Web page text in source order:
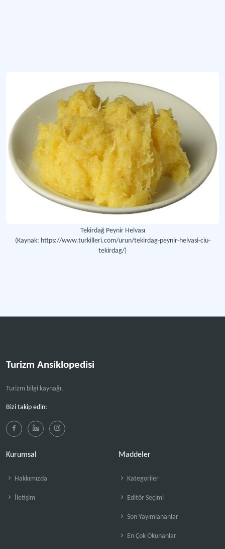
Tekirdağ Peynir Helvası
(Kaynak: https://www.turkilleri.com/urun/tekirdag-peynir-helvasi-ciu-
tekirdag/)
Turizm Ansiklopedisi
Turizm bilgi kaynağı.
Bizi takip edin:
Kurumsal
Hakkımızda
İletişim
Maddeler
Kategoriler
Editör Seçimi
Son Yayımlananlar
En Çok Okunanlar